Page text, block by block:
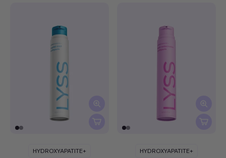
HYDROXYAPATITE+ HYDROXYAPATITE+